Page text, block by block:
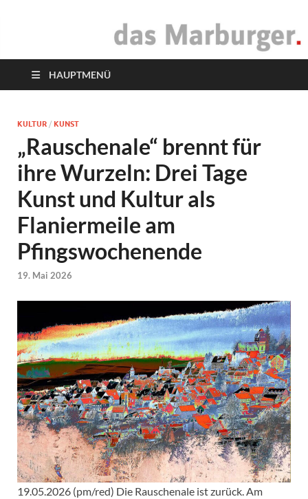
das Marburger.
HAUPTMENÜ
KULTUR / KUNST
„Rauschenale“ brennt für
ihre Wurzeln: Drei Tage
Kunst und Kultur als
Flaniermeile am
Pfingswochenende
19. Mai 2026
19.05.2026 (pm/red) Die Rauschenale ist zurück. Am